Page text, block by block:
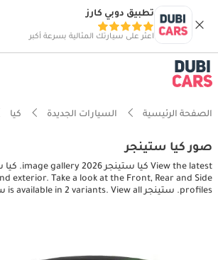
تطبيق دوبي كارز
اعثر على سيارتك المثالية بسرعة أكبر
الصفحة الرئيسية السيارات الجديدة كيا
صور كيا ستينجر
exterior. Take a look at the Front, Rear and Side
profiles. ستينجر is available in 2 variants. View all ستينجر pictures.